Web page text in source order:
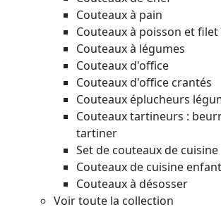
Couteaux à pain
Couteaux à poisson et filet
Couteaux à légumes
Couteaux d'office
Couteaux d'office crantés
Couteaux éplucheurs
Couteaux tartineurs :
tartiner
Set de couteaux de cuisine
Couteaux de cuisine enfant
Couteaux à désosser
Voir toute la collection